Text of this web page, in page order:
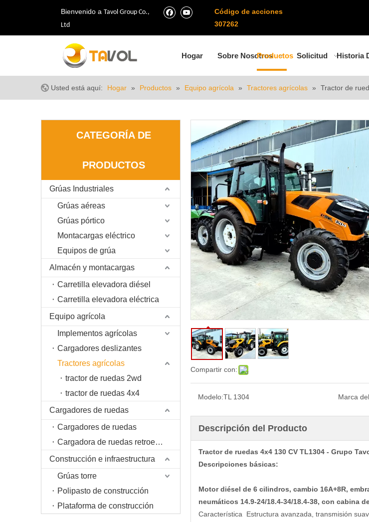
Bienvenido a Tavol Group Co.,
Ltd
Código de acciones
307262
Hogar Sobre NosotrosProductos Solicitud Historia
Usted está aquí: Hogar » Productos » Equipo agrícola » Tractores agrícolas » Tractor de
CATEGORÍA DE
PRODUCTOS
Grúas Industriales
Grúas aéreas
Grúas pórtico
Montacargas eléctrico
Equipos de grúa
Almacén y montacargas
Carretilla elevadora diésel
Carretilla elevadora eléctrica
Equipo agrícola
Implementos agrícolas
Cargadores deslizantes
Tractores agrícolas
tractor de ruedas 2wd
tractor de ruedas 4x4
Cargadores de ruedas
Cargadores de ruedas
Cargadora de ruedas retroexcavadora
Construcción e infraestructura
Grúas torre
Polipasto de construcción
Plataforma de construcción
Compartir con:
Modelo:TL 1304 Marca
Descripción del Producto
Tractor de ruedas 4x4 130 CV TL1304 - Grupo
Descripciones básicas:
Motor diésel de 6 cilindros, cambio 16A+8R,
neumáticos 14.9-24/18.4-34/18.4-38, con cabina
Característica Estructura avanzada, transmisión